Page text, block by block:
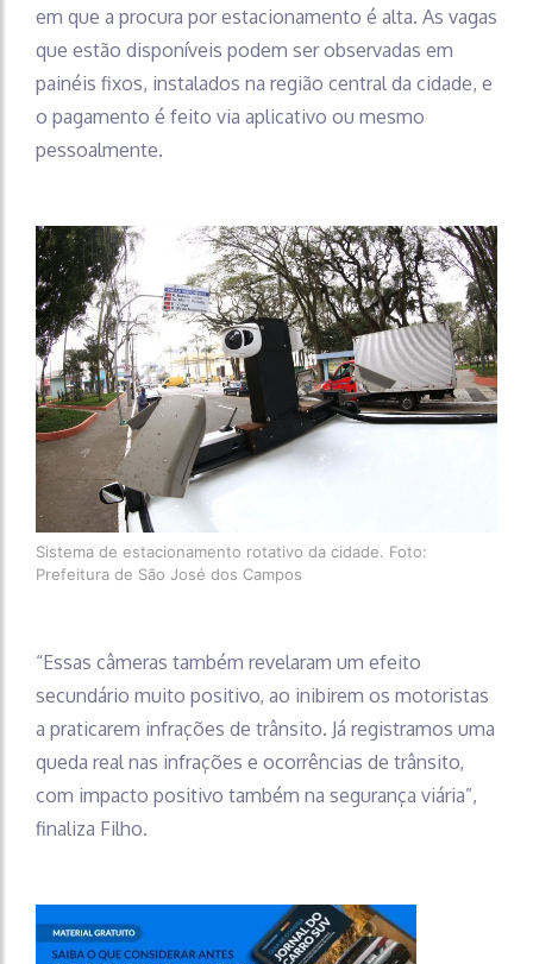
em que a procura por estacionamento é alta. As vagas
que estão disponíveis podem ser observadas em
painéis fixos, instalados na região central da cidade, e
o pagamento é feito via aplicativo ou mesmo
pessoalmente.
Sistema de estacionamento rotativo da cidade. Foto:
Prefeitura de São José dos Campos
“Essas câmeras também revelaram um efeito
secundário muito positivo, ao inibirem os motoristas
a praticarem infrações de trânsito. Já registramos uma
queda real nas infrações e ocorrências de trânsito,
com impacto positivo também na segurança viária”,
finaliza Filho.